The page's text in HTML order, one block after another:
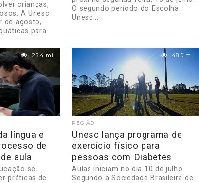
crianças,
A Unesc
de agosto,
para
O segundo período do Escolha
Unesc...
25.4 mil
língua e
de
aula
se
práticas de
48.0 mil
REGIÃO
Unesc lança programa de
exercício físico para
pessoas com Diabetes
Aulas iniciam no dia 10 de julho.
Segundo a Sociedade Brasileira de